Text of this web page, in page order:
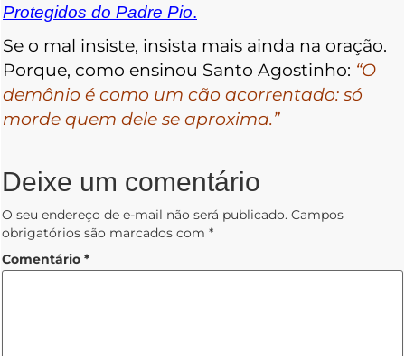
Protegidos do Padre Pio.
Se o mal insiste, insista mais ainda na oração.
Porque, como ensinou Santo Agostinho: “O
demônio é como um cão acorrentado: só
morde quem dele se aproxima.”
Deixe um comentário
O seu endereço de e-mail não será publicado. Campos
obrigatórios são marcados com *
Comentário *